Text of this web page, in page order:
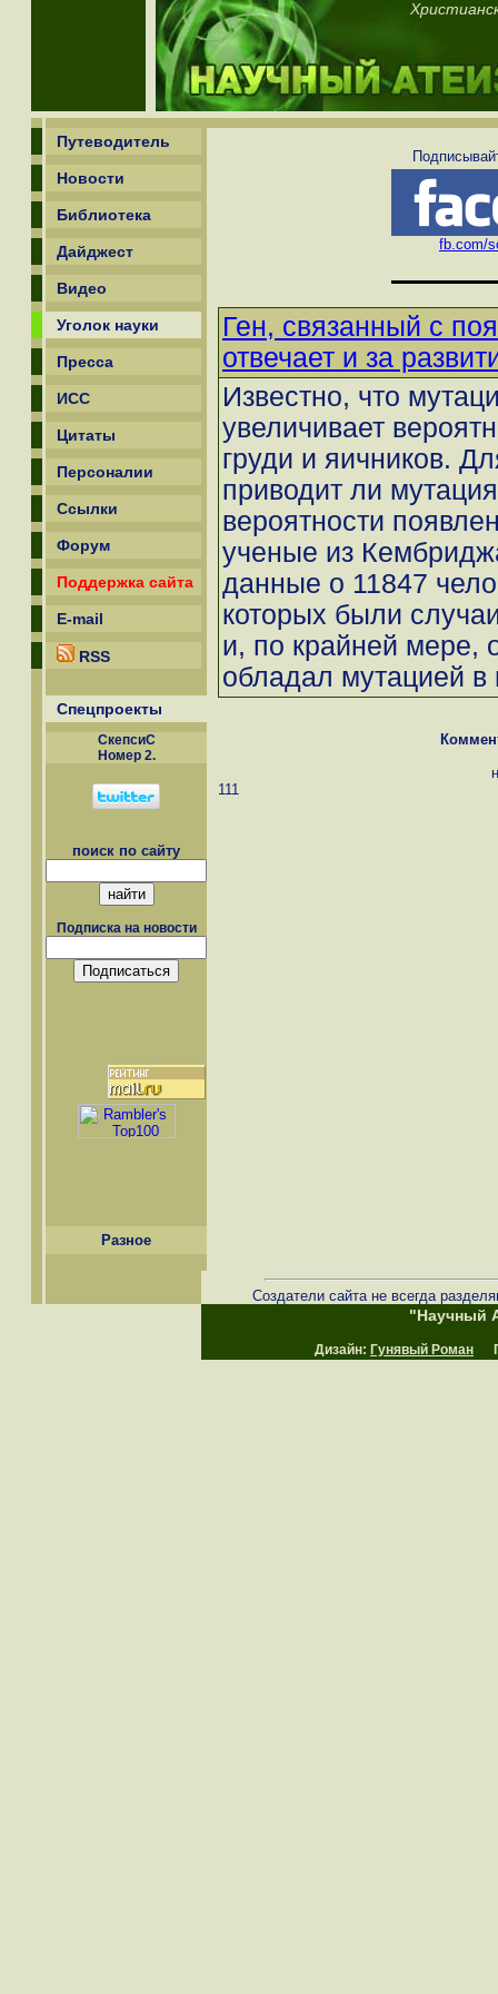
Путеводитель
Новости
Библиотека
Дайджест
Видео
Уголок науки
Пресса
ИСС
Цитаты
Персоналии
Ссылки
Форум
Поддержка сайта
E-mail
RSS
Спецпроекты
СкепсиС
Номер 2.
поиск по сайту
Подписка на новости
Разное
fb.com/
Ген, связанный с
отвечает и за
Известно, что
увеличивает
груди и яичников.
приводит ли
вероятности
ученые из
данные о 11847
которых были
и, по крайней мере,
обладал мутацией в
111
Создатели сайта не всегда
"Научный
Дизайн: Гунявый Роман